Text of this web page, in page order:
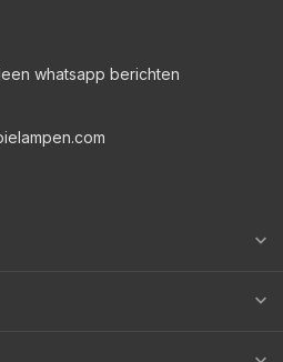
whatsapp berichten